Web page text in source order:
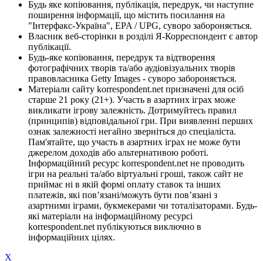
Будь яке копіювання, публікація, передрук, чи наступне
поширення інформації, що містить посилання на
"Інтерфакс-Україна", EPA / UPG, суворо забороняється.
Власник веб-сторінки в розділі Я-Корреспондент є автор
публікації.
Будь-яке копіювання, передрук та відтворення
фотографічних творів та/або аудіовізуальних творів
правовласника Getty Images - суворо забороняється.
Матеріали сайту korrespondent.net призначені для осіб
старше 21 року (21+). Участь в азартних іграх може
викликати ігрову залежність. Дотримуйтесь правил
(принципів) відповідальної гри. При виявленні перших
ознак залежності негайно зверніться до спеціаліста.
Пам'ятайте, що участь в азартних іграх не може бути
джерелом доходів або альтернативою роботі.
Інформаційний ресурс korrespondent.net не проводить
ігри на реальні та/або віртуальні гроші, також сайт не
приймає ні в якій формі оплату ставок та інших
платежів, які пов’язані/можуть бути пов’язані з
азартними іграми, букмекерами чи тоталізаторами. Будь-
які матеріали на інформаційному ресурсі
korrespondent.net публікуються виключно в
інформаційних цілях.
X